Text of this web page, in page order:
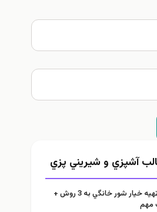
آشپزي و شيريني پزي
طرز تهيه خیار شور خانگي به 3 روش +
مهم